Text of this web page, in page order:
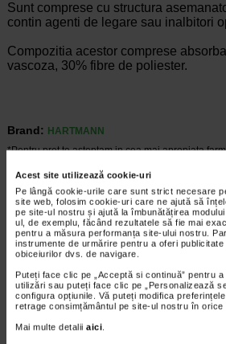
Acest site utilizează cookie-uri
Pe lângă cookie-urile care sunt strict necesare
site web, folosim cookie-uri care ne ajută să
pe site-ul nostru și ajută la îmbunătățirea
ul, de exemplu, făcând rezultatele să fie mai
pentru a măsura performanța site-ului nostru.
instrumente de urmărire pentru a oferi
obiceiurilor dvs. de navigare.
Puteți face clic pe „Acceptă si continuă” pentru
utilizări sau puteți face clic pe „Personalizează
configura opțiunile. Vă puteți modifica
retrage consimțământul pe site-ul nostru în orice
Mai multe detalii aici.
Sunt comprese cu structura
contin agenti de legare sau inalbitori
Compozitia acestor comprese
vascoza, 30% fibre de poliester.
Brand:
HARTMANN
*Pentru pret te asteptam in cea mai apropiata
CELE MAI RECENTE ARTICOLE
Cum sa va dezvoltati
metode prin care va
Boli neurologice si
Inteligenta
capacitatea de a
propriile emotii,
In general, se spune
emotionala cuprinde cateva abilitati:…